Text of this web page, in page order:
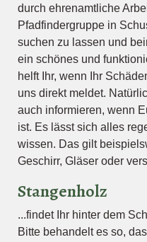
durch ehrenamtliche
Pfadfindergruppe in
suchen zu lassen und
ein schönes und
helft Ihr, wenn Ihr
uns direkt meldet.
auch informieren, wenn
ist. Es lässt sich alles
wissen. Das gilt
Geschirr, Gläser oder
Stangenholz
...findet Ihr hinter dem
Bitte behandelt es so,